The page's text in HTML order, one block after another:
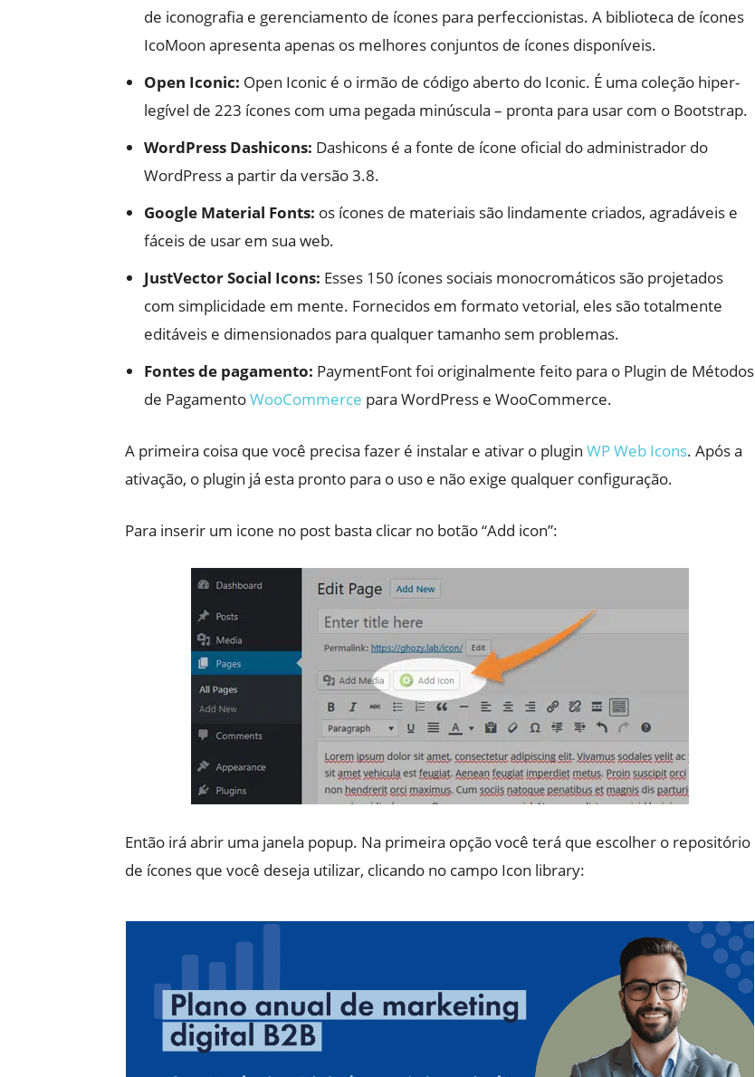
de iconografia e gerenciamento de ícones para perfeccionistas. A biblioteca de ícones
IcoMoon apresenta apenas os melhores conjuntos de ícones disponíveis.
Open Iconic: Open Iconic é o irmão de código aberto do Iconic. É uma coleção hiper-
legível de 223 ícones com uma pegada minúscula – pronta para usar com o Bootstrap.
WordPress Dashicons: Dashicons é a fonte de ícone oficial do administrador do
WordPress a partir da versão 3.8.
Google Material Fonts: os ícones de materiais são lindamente criados, agradáveis ​​e
fáceis de usar em sua web.
JustVector Social Icons: Esses 150 ícones sociais monocromáticos são projetados
com simplicidade em mente. Fornecidos em formato vetorial, eles são totalmente
editáveis ​​e dimensionados para qualquer tamanho sem problemas.
Fontes de pagamento: PaymentFont foi originalmente feito para o Plugin de Métodos
de PagamentoWooCommerce para WordPress e WooCommerce.
A primeira coisa que você precisa fazer é instalar e ativar o plugin WP Web Icons. Após a
ativação, o plugin já esta pronto para o uso e não exige qualquer configuração.
Para inserir um icone no post basta clicar no botão “Add icon”:
Então irá abrir uma janela popup. Na primeira opção você terá que escolher o repositório
de ícones que você deseja utilizar, clicando no campo Icon library: